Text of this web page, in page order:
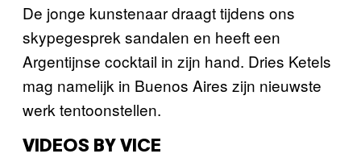
De jonge kunstenaar draagt tijdens ons
skypegesprek sandalen en heeft een
Argentijnse cocktail in zijn hand. Dries Ketels
mag namelijk in Buenos Aires zijn nieuwste
werk tentoonstellen.
VIDEOS BY VICE